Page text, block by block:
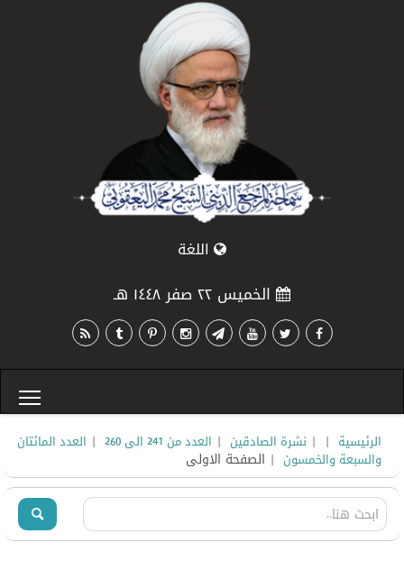
اللغة
الخميس ٢٢ صفر ١٤٤٨ هـ
الرئيسية |
| نشرة الصادقين | العدد من 241 الى 260 | العدد المائتان
والسبعة والخمسون | الصفحة الاولى